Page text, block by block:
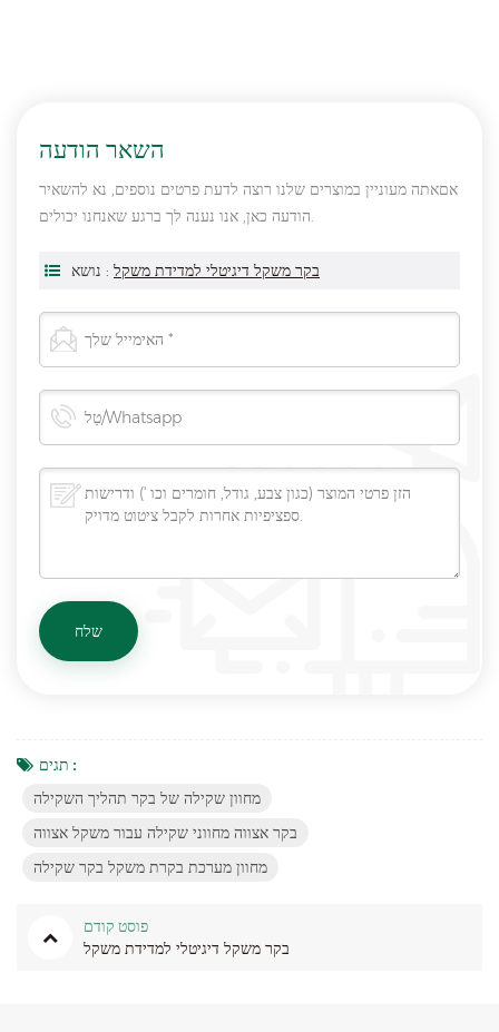
השאר הודעה
אםאתה מעוניין במוצרים שלנו רוצה לדעת פרטים נוספים, נא להשאיר
הודעה כאן, אנו נענה לך ברגע שאנחנו יכולים.
נושא : בקר משקל דיגיטלי למדידת משקל
תגים :
מחוון שקילה של בקר תהליך השקילה
בקר אצווה מחווני שקילה עבור משקל אצווה
מחוון מערכת בקרת משקל בקר שקילה
פוסט קודם
בקר משקל דיגיטלי למדידת משקל